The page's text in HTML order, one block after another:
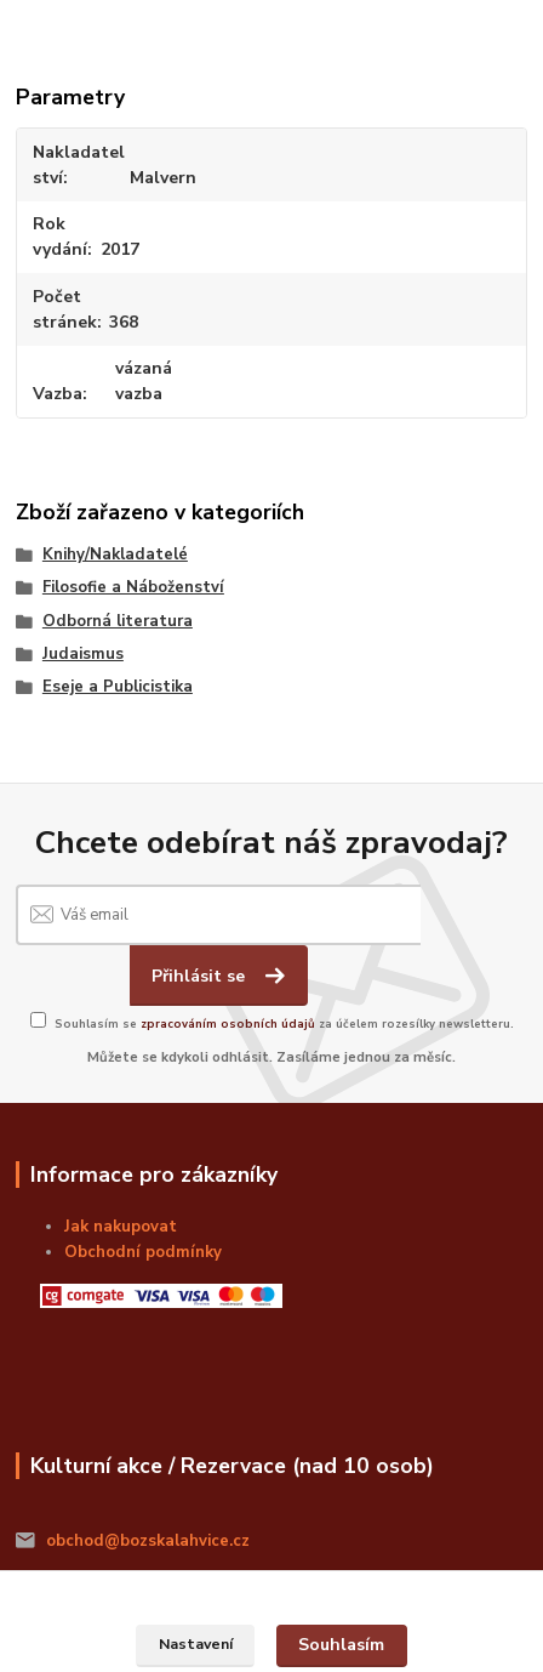
Parametry
Nakladatel
ství
Malvern
Rok
vydání
2017
Počet
stránek 368
Vazba
vázaná
vazba
Zboží zařazeno v kategoriích
Knihy/Nakladatelé
Filosofie a Náboženství
Odborná literatura
Judaismus
Eseje a Publicistika
Chcete odebírat náš zpravodaj?
Přihlásit se
Souhlasím se zpracováním osobních údajů za účelem rozesílky newsletteru.
Můžete se kdykoli odhlásit. Zasíláme jednou za měsíc.
Informace pro zákazníky
Jak nakupovat
Obchodní podmínky
Kulturní akce / Rezervace (nad 10 osob)
obchod@bozskalahvice.cz
Nastavení Souhlasím